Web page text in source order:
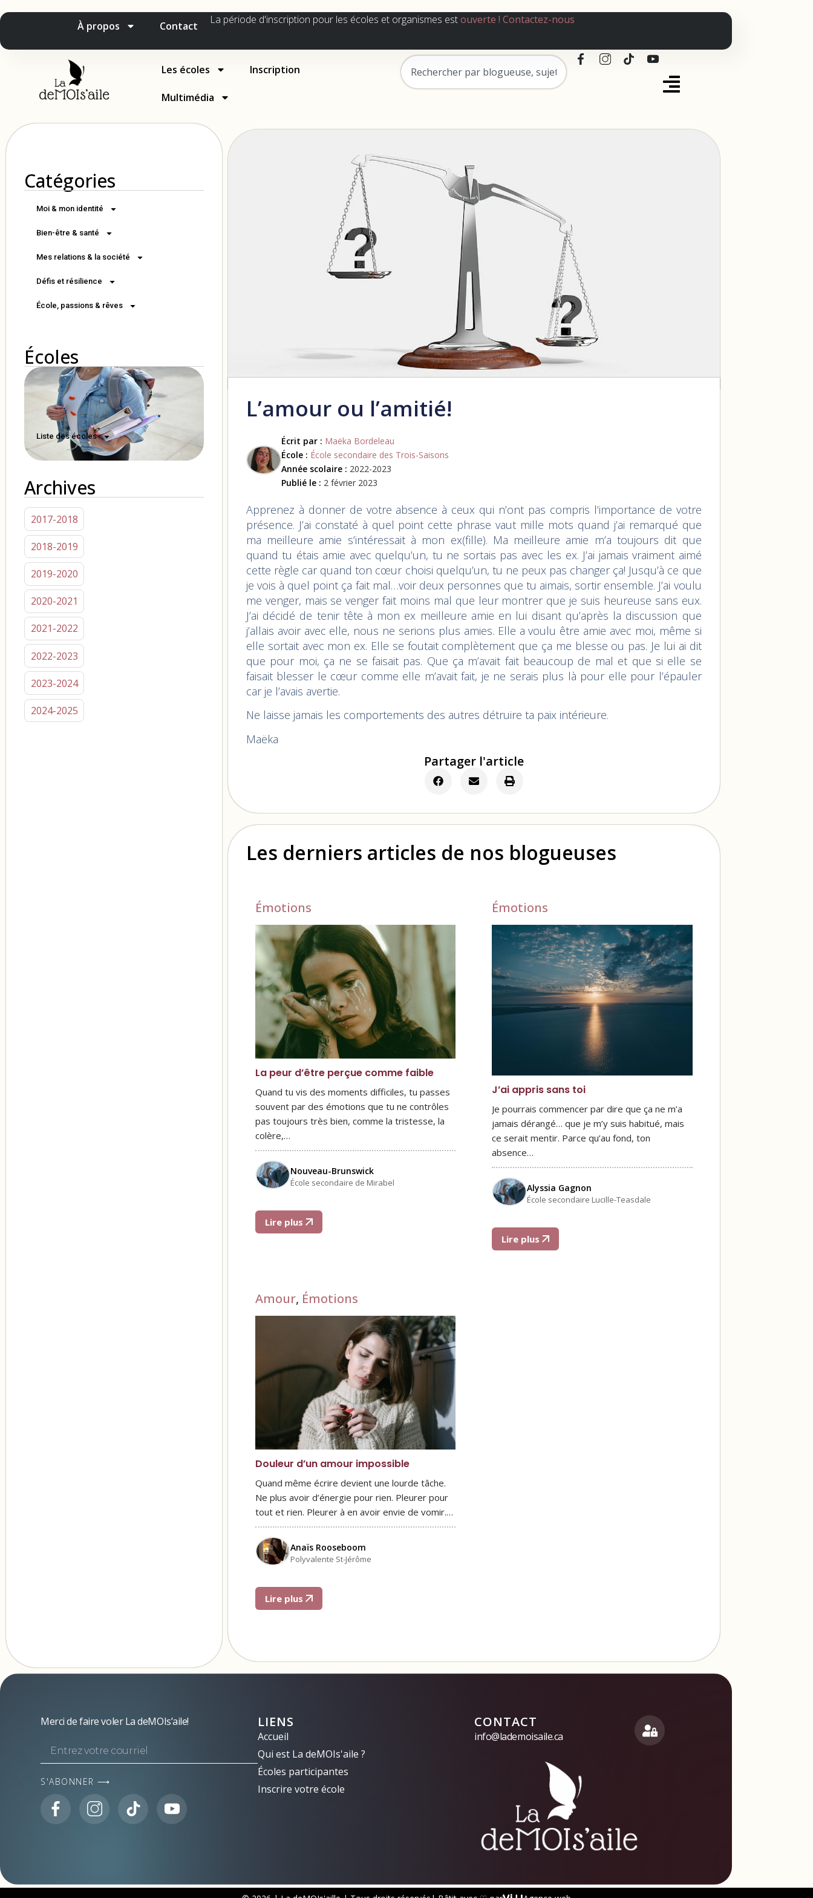
À propos Contact La période d'inscription pour les écoles et organismes estouverte ! Contactez-nous
Les écoles Inscription
Multimédia
Catégories
Moi & mon identité
Bien-être & santé
Mes relations & la société
Défis et résilience
École, passions & rêves
Écoles
Liste des écoles
Archives
2017-2018
2018-2019
2019-2020
2020-2021
2021-2022
2022-2023
2023-2024
2024-2025
L’amour ou l’amitié!
Écrit par : Maëka Bordeleau
École : École secondaire des Trois-Saisons
Année scolaire : 2022-2023
Publié le : 2 février 2023
Apprenez à donner de votre absence à ceux qui n’ont pas compris l’importance de votre
présence. J’ai constaté à quel point cette phrase vaut mille mots quand j’ai remarqué que
ma meilleure amie s’intéressait à mon ex(fille). Ma meilleure amie m’a toujours dit que
quand tu étais amie avec quelqu’un, tu ne sortais pas avec les ex. J’ai jamais vraiment aimé
cette règle car quand ton cœur choisi quelqu’un, tu ne peux pas changer ça! Jusqu’à ce que
je vois à quel point ça fait mal…voir deux personnes que tu aimais, sortir ensemble. J’ai voulu
me venger, mais se venger fait moins mal que leur montrer que je suis heureuse sans eux.
J’ai décidé de tenir tête à mon ex meilleure amie en lui disant qu’après la discussion que
j’allais avoir avec elle, nous ne serions plus amies. Elle a voulu être amie avec moi, même si
elle sortait avec mon ex. Elle se foutait complètement que ça me blesse ou pas. Je lui ai dit
que pour moi, ça ne se faisait pas. Que ça m’avait fait beaucoup de mal et que si elle se
faisait blesser le cœur comme elle m’avait fait, je ne serais plus là pour elle pour l’épauler
car je l’avais avertie.
Ne laisse jamais les comportements des autres détruire ta paix intérieure.
Maëka
Partager l'article
Les derniers articles de nos blogueuses
Émotions
La peur d’être perçue comme faible
Quand tu vis des moments difficiles, tu passes
souvent par des émotions que tu ne contrôles
pas toujours très bien, comme la tristesse, la
colère,…
Nouveau-Brunswick
École secondaire de Mirabel
Lire plus
Émotions
J’ai appris sans toi
Je pourrais commencer par dire que ça ne m’a
jamais dérangé… que je m’y suis habitué, mais
ce serait mentir. Parce qu’au fond, ton
absence…
Alyssia Gagnon
École secondaire Lucille-Teasdale
Lire plus
Amour, Émotions
Douleur d’un amour impossible
Quand même écrire devient une lourde tâche.
Ne plus avoir d’énergie pour rien. Pleurer pour
tout et rien. Pleurer à en avoir envie de vomir.…
Anaïs Rooseboom
Polyvalente St-Jérôme
Lire plus
Merci de faire voler La deMOIs’aile!
S'ABONNER ⟶
LIENS
Accueil
Qui est La deMOIs'aile ?
Écoles participantes
Inscrire votre école
CONTACT
info@lademoisaile.ca